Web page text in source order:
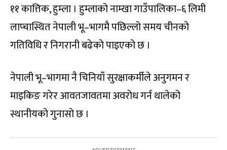
११ कात्तिक, हुम्ला । हुम्लाको नाम्खा गाउँपालिका–६ लिमी
लाप्चास्थित नेपाली भू–भागमै पछिल्लो समय चीनको
गतिविधि र निगरानी बढेको पाइएको छ ।
नेपाली भू–भागमा नै चिनियाँ सुरक्षाकर्मीले अनुगमन र
माइकिङ गरेर आवतजावतमा अवरोध गर्न थालेको
स्थानीयको गुनासो छ ।